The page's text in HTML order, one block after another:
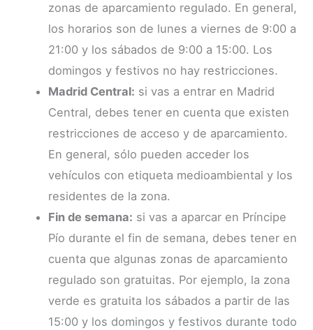
zonas de aparcamiento regulado. En general,
los horarios son de lunes a viernes de 9:00 a
21:00 y los sábados de 9:00 a 15:00. Los
domingos y festivos no hay restricciones.
Madrid Central: si vas a entrar en Madrid
Central, debes tener en cuenta que existen
restricciones de acceso y de aparcamiento.
En general, sólo pueden acceder los
vehículos con etiqueta medioambiental y los
residentes de la zona.
Fin de semana: si vas a aparcar en Príncipe
Pío durante el fin de semana, debes tener en
cuenta que algunas zonas de aparcamiento
regulado son gratuitas. Por ejemplo, la zona
verde es gratuita los sábados a partir de las
15:00 y los domingos y festivos durante todo